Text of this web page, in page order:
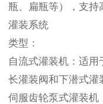
瓶、扁瓶等），支持
灌装系统
类型：
自流式灌装机：适
长灌装阀和下潜式灌
伺服齿轮泵式灌装机